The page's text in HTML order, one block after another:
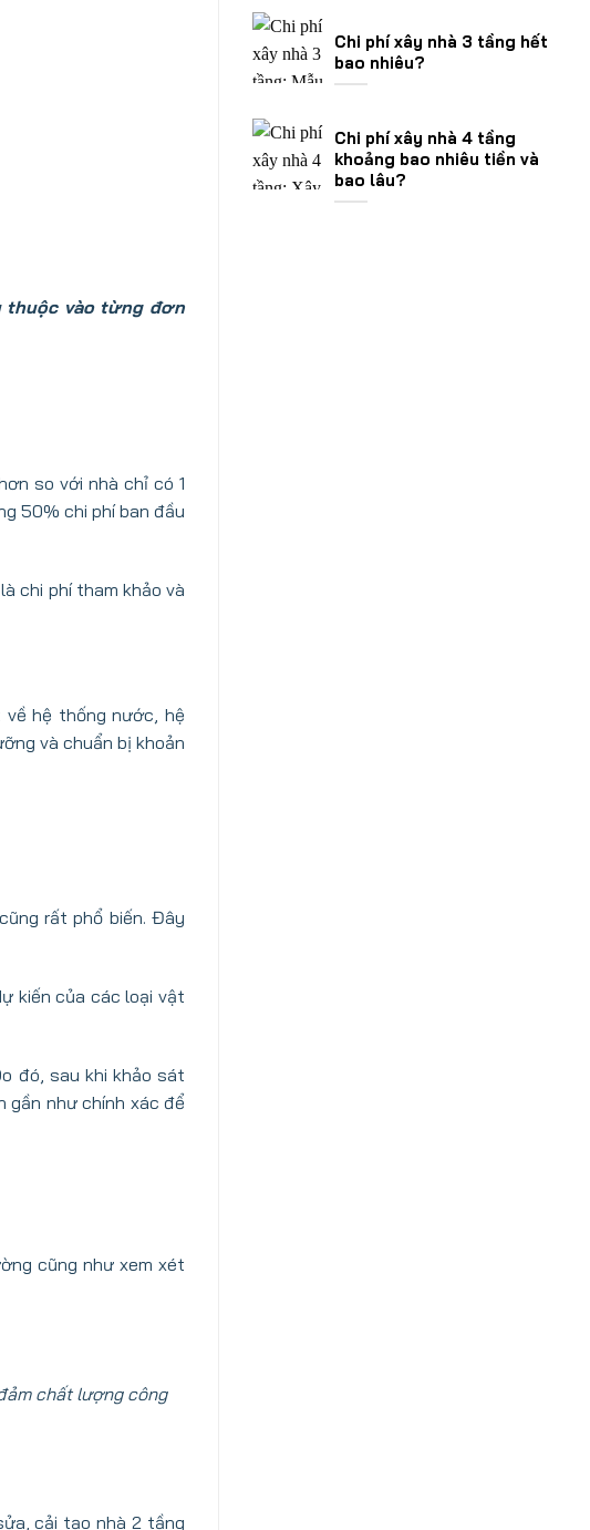
thuộc vào từng đơn
so với nhà chỉ có 1
50% chi phí ban đầu
chi phí tham khảo và
về hệ thống nước, hệ
và chuẩn bị khoản
rất phổ biến. Đây
kiến của các loại vật
đó, sau khi khảo sát
gần như chính xác để
cũng như xem xét
chất lượng công
cải tạo nhà 2 tầng
Chi phí xây nhà 3 tầng hết
bao nhiêu?
Chi phí xây nhà 4 tầng
khoảng bao nhiêu tiền và
bao lâu?